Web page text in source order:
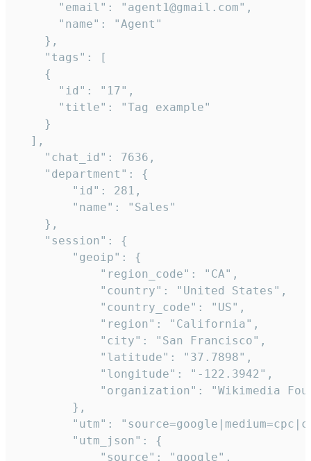
      "email": "agent1@gmail.com",
      "name": "Agent"
    },
    "tags": [
    {
      "id": "17",
      "title": "Tag example"
    }
  ],
    "chat_id": 7636,
    "department": {
        "id": 281,
        "name": "Sales"
    },
    "session": {
        "geoip": {
            "region_code": "CA",
            "country": "United States",
            "country_code": "US",
            "region": "California",
            "city": "San Francisco",
            "latitude": "37.7898",
            "longitude": "-122.3942",
"organization": "Wikimedia
        },
"utm":
        "utm_json": {
            "source": "google",